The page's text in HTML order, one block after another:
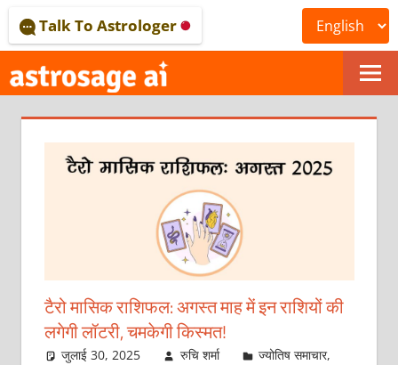
to
content
ONLINE
ASTROLOGICAL
JOURNAL
–
ASTROSAGE
MAGAZINE
Talk To Astrologer
टैरो मासिक राशिफल: अगस्त माह में इन राशियों की
लगेगी लॉटरी, चमकेगी किस्मत!
जुलाई 30, 2025 रुचि शर्मा ज्योतिष समाचार,